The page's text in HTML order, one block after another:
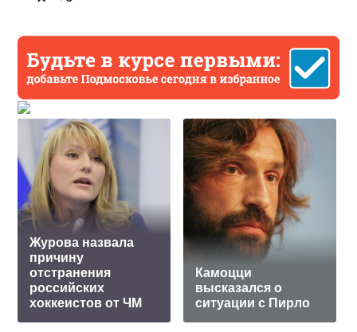
Журова назвала
причину
отстранения
российских
хоккеистов от ЧМ
Камоцци
высказался о
ситуации с Пирло